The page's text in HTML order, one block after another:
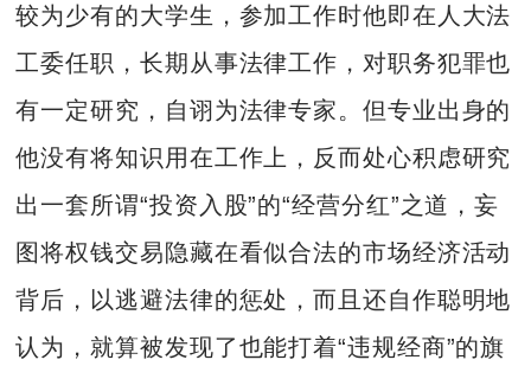
较为少有的大学生，参加工作时他即在人大法
工委任职，长期从事法律工作，对职务犯罪也
有一定研究，自诩为法律专家。但专业出身的
他没有将知识用在工作上，反而处心积虑研究
出一套所谓“投资入股”的“经营分红”之道，妄
图将权钱交易隐藏在看似合法的市场经济活动
背后，以逃避法律的惩处，而且还自作聪明地
认为，就算被发现了也能打着“违规经商”的旗